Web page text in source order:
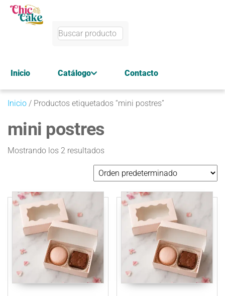
Inicio Catálogo Contacto
Inicio / Productos etiquetados “mini postres”
mini postres
Mostrando los 2 resultados